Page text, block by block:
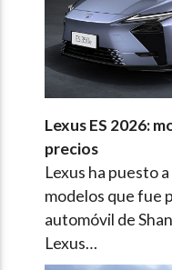
Lexus ES 2026:
precios
Lexus ha puesto
modelos que fue
automóvil de
Lexus…